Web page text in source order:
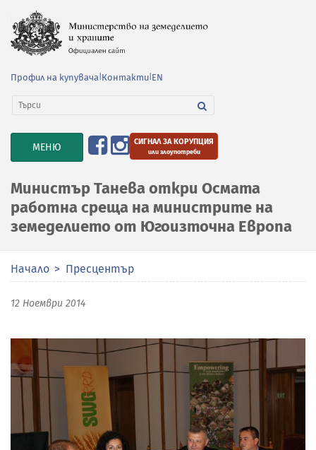
Профил на купувача Контакти EN
TOGGLE
NAVIGATION
МЕНЮ СИГНАЛ ЗА КОРУПЦИЯ
или злоупотреби
Министър Танева откри Осмата
работна среща на министрите на
земеделието от Югоизточна Европа
Начало Пресцентър
12 Ноември 2014